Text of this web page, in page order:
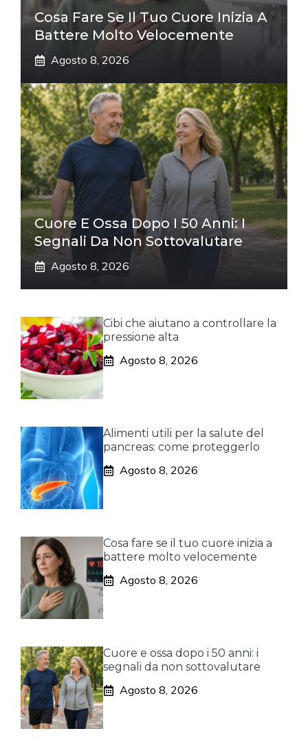
Cosa Fare Se Il Tuo Cuore Inizia A
Battere Molto Velocemente
Agosto 8, 2026
Cuore E Ossa Dopo I 50 Anni: I
Segnali Da Non Sottovalutare
Agosto 8, 2026
Cibi che aiutano a controllare la
pressione alta
Agosto 8, 2026
Alimenti utili per la salute del
pancreas: come proteggerlo
Agosto 8, 2026
Cosa fare se il tuo cuore inizia a
battere molto velocemente
Agosto 8, 2026
Cuore e ossa dopo i 50 anni: i
segnali da non sottovalutare
Agosto 8, 2026